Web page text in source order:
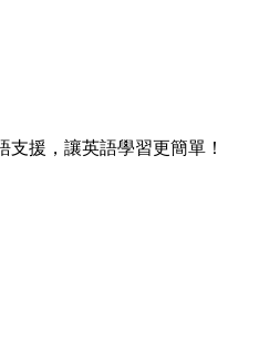
援，讓英語學習更簡單！